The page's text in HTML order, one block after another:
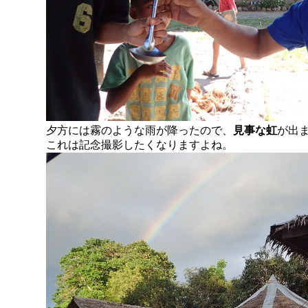
夕方には霧のような雨が降ったので、 見事な虹が出
これは記念撮影したくなりますよね。